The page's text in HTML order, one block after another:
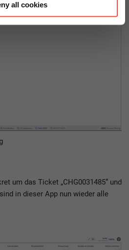
all cookies
um das Ticket „CHG0031485“ und
in dieser App nun wieder alle